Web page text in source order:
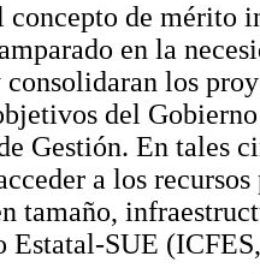
concepto de mérito
en la
consolidaran los
del
Gestión. En tales
a los
tamaño,
Estatal-SUE